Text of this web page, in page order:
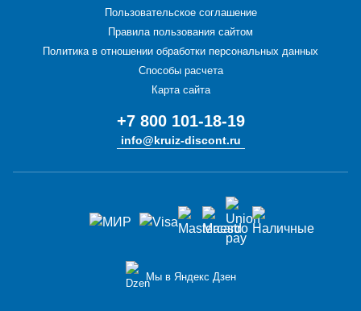
Пользовательское соглашение
Правила пользования сайтом
Политика в отношении обработки персональных данных
Способы расчета
Карта сайта
+7 800 101-18-19
info@kruiz-discont.ru
Мы в Яндекс Дзен